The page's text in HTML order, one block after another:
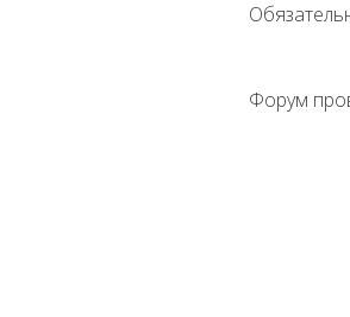
Обязательно
Форум